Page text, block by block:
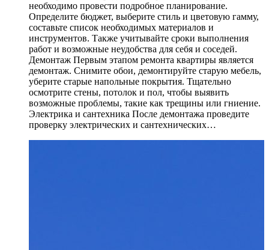
необходимо провести подробное планирование.
Определите бюджет, выберите стиль и цветовую гамму,
составьте список необходимых материалов и
инструментов. Также учитывайте сроки выполнения
работ и возможные неудобства для себя и соседей.
Демонтаж Первым этапом ремонта квартиры является
демонтаж. Снимите обои, демонтируйте старую мебель,
уберите старые напольные покрытия. Тщательно
осмотрите стены, потолок и пол, чтобы выявить
возможные проблемы, такие как трещины или гниение.
Электрика и сантехника После демонтажа проведите
проверку электрических и сантехнических…